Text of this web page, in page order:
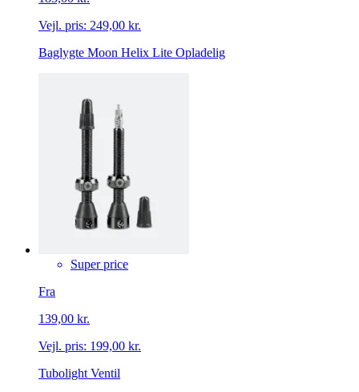
Vejl. pris: 249,00 kr.
Baglygte Moon Helix Lite Opladelig
Super price
Fra
139,00 kr.
Vejl. pris: 199,00 kr.
Tubolight Ventil